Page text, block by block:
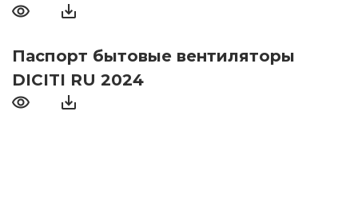
Паспорт бытовые вентиляторы
DICITI RU 2024